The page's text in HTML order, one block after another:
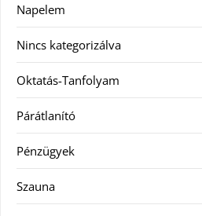
Napelem
Nincs kategorizálva
Oktatás-Tanfolyam
Párátlanító
Pénzügyek
Szauna